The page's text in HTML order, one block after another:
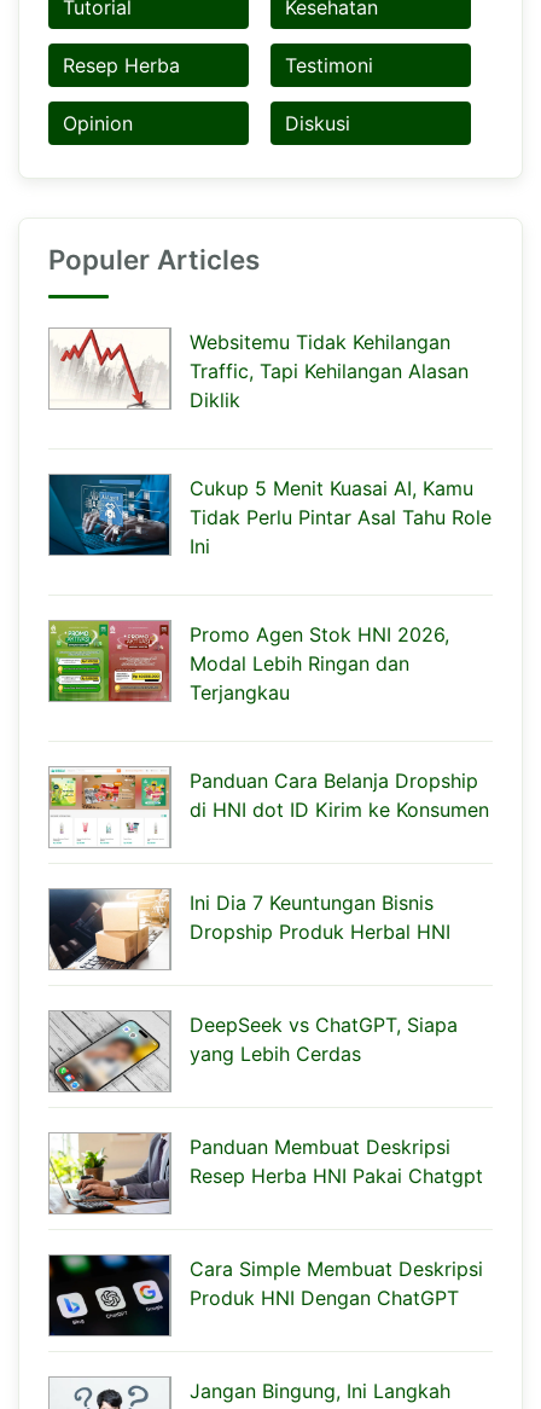
Tutorial Kesehatan
Resep Herba Testimoni
Opinion Diskusi
Populer Articles
Websitemu Tidak Kehilangan
Traffic, Tapi Kehilangan Alasan
Diklik
Cukup 5 Menit Kuasai AI, Kamu
Tidak Perlu Pintar Asal Tahu Role
Ini
Promo Agen Stok HNI 2026,
Modal Lebih Ringan dan
Terjangkau
Panduan Cara Belanja Dropship
di HNI dot ID Kirim ke Konsumen
Ini Dia 7 Keuntungan Bisnis
Dropship Produk Herbal HNI
DeepSeek vs ChatGPT, Siapa
yang Lebih Cerdas
Panduan Membuat Deskripsi
Resep Herba HNI Pakai Chatgpt
Cara Simple Membuat Deskripsi
Produk HNI Dengan ChatGPT
Jangan Bingung, Ini Langkah